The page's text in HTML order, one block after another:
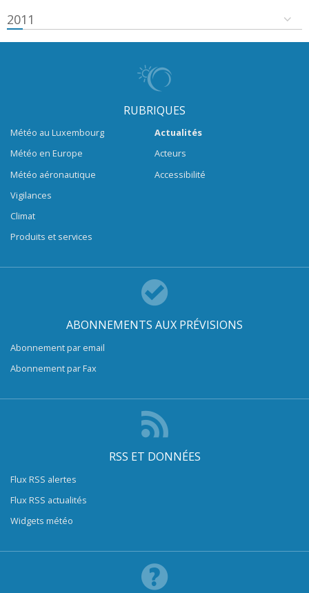
2011
RUBRIQUES
Météo au Luxembourg
Météo en Europe
Météo aéronautique
Vigilances
Climat
Produits et services
Actualités
Acteurs
Accessibilité
ABONNEMENTS AUX PRÉVISIONS
Abonnement par email
Abonnement par Fax
RSS ET DONNÉES
Flux RSS alertes
Flux RSS actualités
Widgets météo